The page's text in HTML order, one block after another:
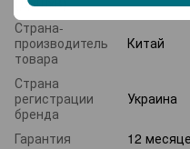
Страна-
производитель
товара
Китай
Страна
регистрации
бренда
Украина
Гарантия
12